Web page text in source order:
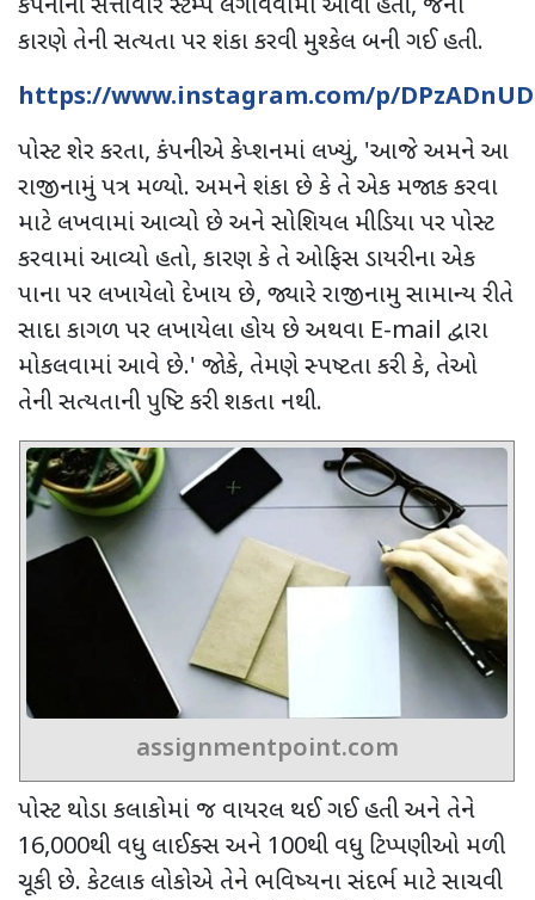
કંપનીની સત્તાવાર સ્ટેમ્પ લગાવવામાં આવી હતી, જેના
કારણે તેની સત્યતા પર શંકા કરવી મુશ્કેલ બની ગઈ હતી.
https://www.instagram.com/p/
પોસ્ટ શેર કરતા, કંપનીએ કેપ્શનમાં લખ્યું, 'આજે અમને આ
રાજીનામું પત્ર મળ્યો. અમને શંકા છે કે તે એક મજાક કરવા
માટે લખવામાં આવ્યો છે અને સોશિયલ મીડિયા પર પોસ્ટ
કરવામાં આવ્યો હતો, કારણ કે તે ઓફિસ ડાયરીના એક
પાના પર લખાયેલો દેખાય છે, જ્યારે રાજીનામુ સામાન્ય રીતે
સાદા કાગળ પર લખાયેલા હોય છે અથવા E-mail દ્વારા
મોકલવામાં આવે છે.' જોકે, તેમણે સ્પષ્ટતા કરી કે, તેઓ
તેની સત્યતાની પુષ્ટિ કરી શકતા નથી.
assignmentpoint.com
પોસ્ટ થોડા કલાકોમાં જ વાયરલ થઈ ગઈ હતી અને તેને
16,000થી વધુ લાઈક્સ અને 100થી વધુ ટિપ્પણીઓ મળી
ચૂકી છે. કેટલાક લોકોએ તેને ભવિષ્યના સંદર્ભ માટે સાચવી